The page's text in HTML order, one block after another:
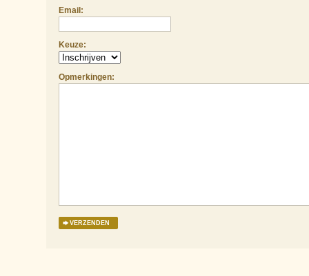
Email:
Keuze:
Opmerkingen: